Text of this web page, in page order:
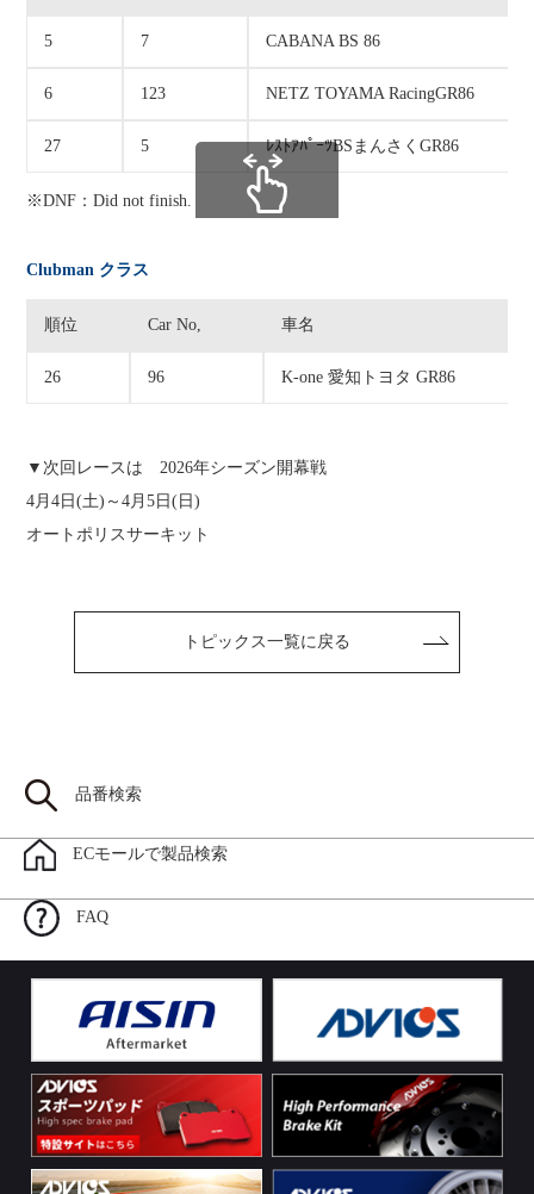
5 7 CABANA BS 86
6 123 NETZ TOYAMA RacingGR86
27 5 ﾚｽﾄｱﾊﾟｰﾂBSまんさくGR86
※DNF：Did not finish.
Clubman クラス
順位 Car No, 車名
26 96 K-one 愛知トヨタ GR86
▼次回レースは 2026年シーズン開幕戦
4月4日(土)～4月5日(日)
オートポリスサーキット
トピックス一覧に戻る
品番検索
ECモールで製品検索
FAQ